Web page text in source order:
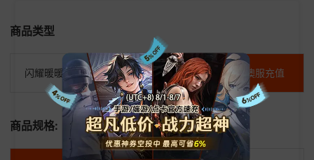
商品类型
闪耀暖暖-中国大陆服充值 闪耀暖暖-台港澳服充值
商品规格: